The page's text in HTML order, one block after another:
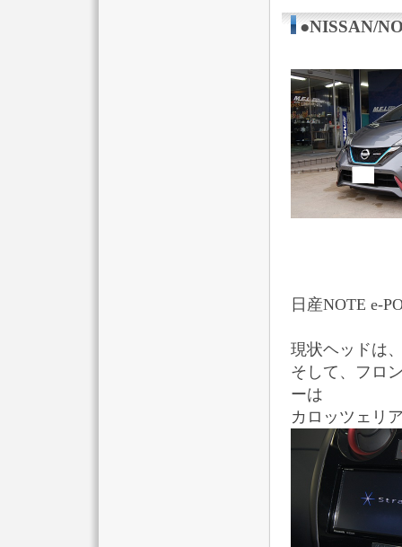
●NISSAN/
日産NOTE e-
現状ヘッドは
そして、フロ
ーは
カロッツェリ